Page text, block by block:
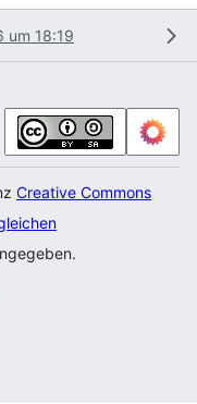
um 18:19
Creative Commons